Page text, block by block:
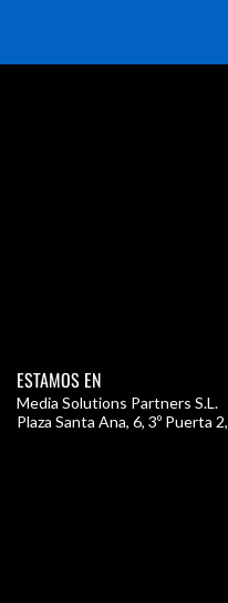
ESTAMOS EN
Media Solutions Partners S.L.
Plaza Santa Ana, 6, 3º Puerta 2,